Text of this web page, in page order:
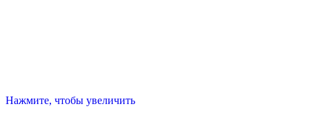
Нажмите, чтобы увеличить